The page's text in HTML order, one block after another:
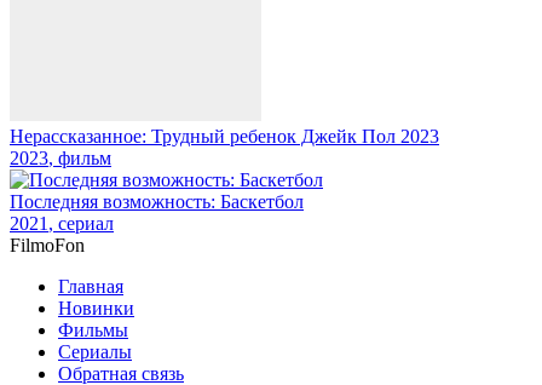
Нерассказанное: Трудный ребенок Джейк Пол 2023
2023, фильм
Последняя возможность: Баскетбол
2021 , сериал
FilmoFon
Главная
Новинки
Фильмы
Сериалы
Обратная связь